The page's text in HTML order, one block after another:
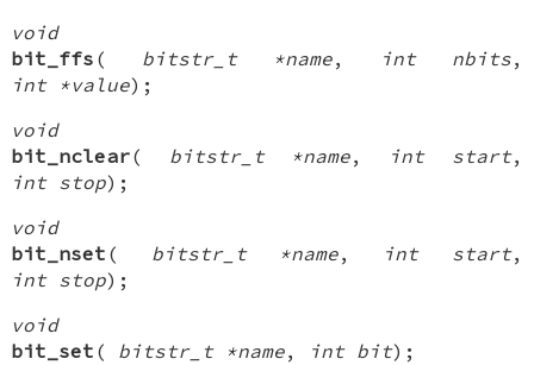
void
bit_ffs ( bitstr_t *name, int nbits,
int *value);
void
bit_nclear( bitstr_t *name, int start,
int stop);
void
bit_nset ( bitstr_t *name, int start,
int stop);
void
bit_set ( bitstr_t *name, int bit);